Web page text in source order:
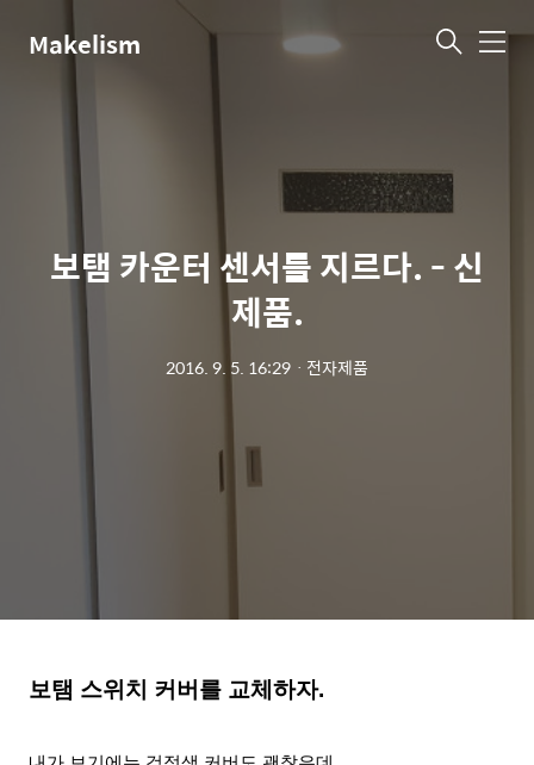
Makelism 메
보탬 카운터 센서를 지르다. - 신
제품.
2016. 9. 5. 16:29 ㆍ 전자제품
보탬 스위치 커버를 교체하자.